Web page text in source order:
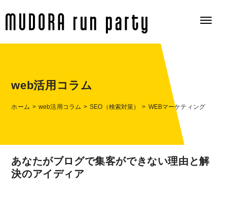
web活用コラム
ホーム web活用コラム SEO（検索対策） WEBマーケティング
あなたがブログで集客ができない理由と解
決のアイディア